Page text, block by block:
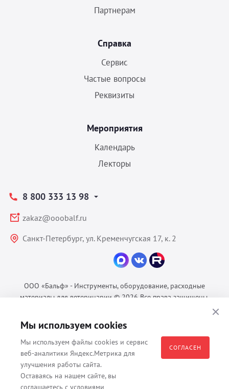
Партнерам
Справка
Сервис
Частые вопросы
Реквизиты
Мероприятия
Календарь
Лекторы
8 800 333 13 98
zakaz@ooobalf.ru
Санкт-Петербург, ул. Кременчугская 17, к. 2
ООО «Бальф» - Инструменты, оборудование, расходные
материалы для ветеринарии © 2026 Все права защищены.
Согласие на обработку ПДн
Пользовательское соглашение
Все материалы, содержащиеся на данном веб-сайте, в том числе -
Мы используем cookies
Мы используем файлы cookies и сервис
веб-аналитики Яндекс.Метрика для
улучшения работы сайта.
Оставаясь на нашем сайте, вы
соглашаетесь с условиями
СОГЛАСЕН